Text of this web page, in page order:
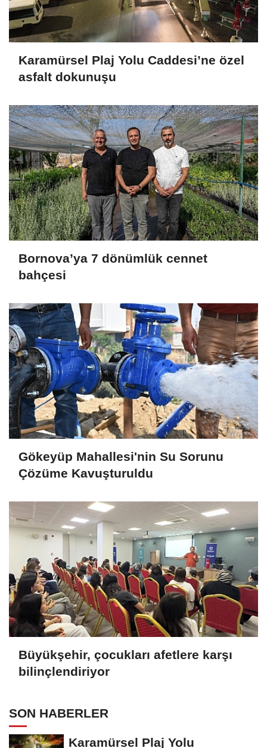
Karamürsel Plaj Yolu Caddesi’ne özel
asfalt dokunuşu
Bornova’ya 7 dönümlük cennet
bahçesi
Gökeyüp Mahallesi'nin Su Sorunu
Çözüme Kavuşturuldu
Büyükşehir, çocukları afetlere karşı
bilinçlendiriyor
SON HABERLER
Karamürsel Plaj Yolu